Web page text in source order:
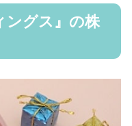
ングス』の株